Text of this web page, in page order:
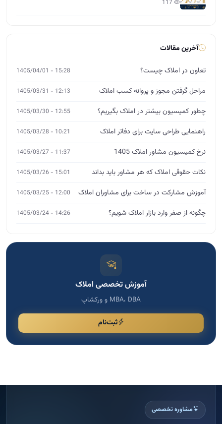
آخرین مقالات
تعاون در املاک چیست؟ 15:28 - 1405/04/01
مراحل گرفتن مجوز و پروانه کسب املاک 12:13 - 1405/03/31
چطور کمیسیون بیشتر در املاک بگیریم؟ 12:55 - 1405/03/30
راهنمایی طراحی سایت برای دفاتر املاک 10:21 - 1405/03/28
نرخ کمیسیون مشاور املاک 1405 11:37 - 1405/03/27
نکات حقوقی املاک که هر مشاور باید بداند 15:01 - 1405/03/26
آموزش مشارکت در ساخت برای مشاوران املاک 12:00 - 1405/03/25
چگونه از صفر وارد بازار املاک شویم؟ 14:26 - 1405/03/24
آموزش تخصصی املاک
MBA، DBA و ورکشاپ
ثبت‌نام
مشاوره تخصصی